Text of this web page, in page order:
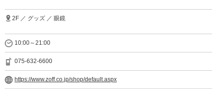
2F ／ グッズ ／ 眼鏡
10:00～21:00
075-632-6600
https://www.zoff.co.jp/shop/default.aspx